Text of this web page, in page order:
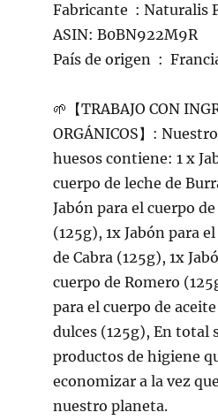
Fabricante ‏ :
ASIN: B0BN922M9R
País de origen ‏ :
🌱【TRABAJO CON
ORGÁNICOS】:
huesos contiene: 1 x
cuerpo de leche de
Jabón para el cuerpo
(125g), 1x Jabón para
de Cabra (125g), 1x
cuerpo de Romero
para el cuerpo de
dulces (125g), En total
productos de higiene
economizar a la vez
nuestro planeta.